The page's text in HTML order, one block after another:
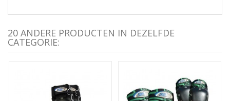
20 ANDERE PRODUCTEN IN DEZELFDE
CATEGORIE: